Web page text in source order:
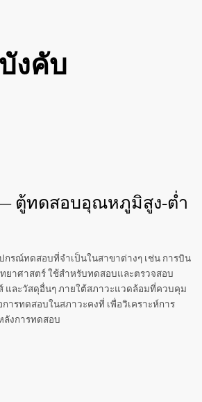
งคับ
ตู้ทดสอบอุณหภูมิสูง-ต่ำ
รณ์ทดสอบที่จำเป็นในสาขาต่างๆ เช่น การบิน
ยาศาสตร์ ใช้สำหรับทดสอบและตรวจสอบ
ละวัสดุอื่นๆ ภายใต้สภาวะแวดล้อมที่ควบคุม
รทดสอบในสภาวะคงที่ เพื่อวิเคราะห์การ
ลังการทดสอบ